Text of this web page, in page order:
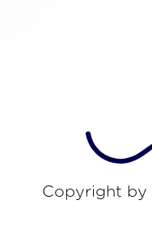
Copyright by